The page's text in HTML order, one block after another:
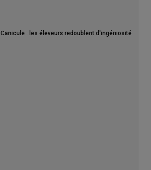
Canicule : les éleveurs redoublent d'ingéniosité